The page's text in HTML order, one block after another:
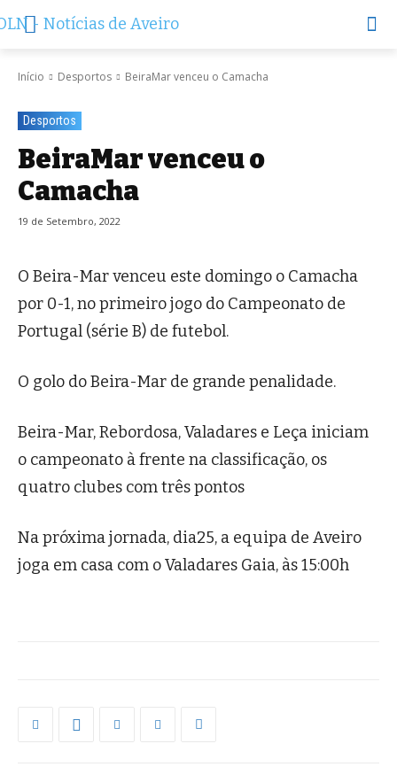
Início Desportos BeiraMar venceu o Camacha
Desportos
BeiraMar venceu o
Camacha
19 de Setembro, 2022
O Beira-Mar venceu este domingo o Camacha
por 0-1, no primeiro jogo do Campeonato de
Portugal (série B) de futebol.
O golo do Beira-Mar de grande penalidade.
Beira-Mar, Rebordosa, Valadares e Leça iniciam
o campeonato à frente na classificação, os
quatro clubes com três pontos
Na próxima jornada, dia25, a equipa de Aveiro
joga em casa com o Valadares Gaia, às 15:00h